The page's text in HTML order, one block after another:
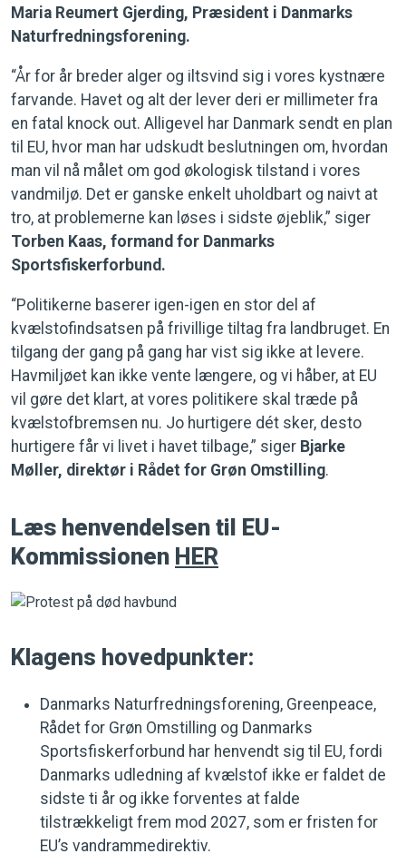
Maria Reumert Gjerding, Præsident i Danmarks
Naturfredningsforening.
“År for år breder alger og iltsvind sig i vores kystnære
farvande. Havet og alt der lever deri er millimeter fra
en fatal knock out. Alligevel har Danmark sendt en plan
til EU, hvor man har udskudt beslutningen om, hvordan
man vil nå målet om god økologisk tilstand i vores
vandmiljø. Det er ganske enkelt uholdbart og naivt at
tro, at problemerne kan løses i sidste øjeblik,” siger
Torben Kaas, formand for Danmarks
Sportsfiskerforbund.
“Politikerne baserer igen-igen en stor del af
kvælstofindsatsen på frivillige tiltag fra landbruget. En
tilgang der gang på gang har vist sig ikke at levere.
Havmiljøet kan ikke vente længere, og vi håber, at EU
vil gøre det klart, at vores politikere skal træde på
kvælstofbremsen nu. Jo hurtigere dét sker, desto
hurtigere får vi livet i havet tilbage,” siger Bjarke
Møller, direktør i Rådet for Grøn Omstilling.
Læs henvendelsen til EU-
Kommissionen HER
Klagens hovedpunkter:
Danmarks Naturfredningsforening, Greenpeace,
Rådet for Grøn Omstilling og Danmarks
Sportsfiskerforbund har henvendt sig til EU, fordi
Danmarks udledning af kvælstof ikke er faldet de
sidste ti år og ikke forventes at falde
tilstrækkeligt frem mod 2027, som er fristen for
EU’s vandrammedirektiv.